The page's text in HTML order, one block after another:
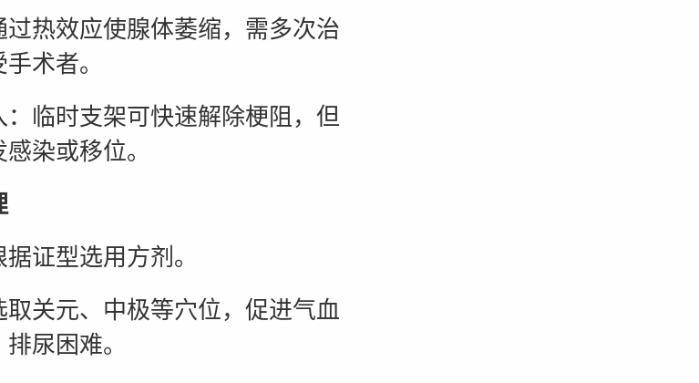
热效应使腺体萎缩，需多次治
术者。
时支架可快速解除梗阻，但
染或移位。
型选用方剂。
元、中极等穴位，促进气血
尿困难。